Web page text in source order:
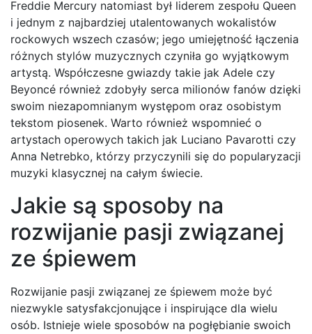
Freddie Mercury natomiast był liderem zespołu Queen
i jednym z najbardziej utalentowanych wokalistów
rockowych wszech czasów; jego umiejętność łączenia
różnych stylów muzycznych czyniła go wyjątkowym
artystą. Współczesne gwiazdy takie jak Adele czy
Beyoncé również zdobyły serca milionów fanów dzięki
swoim niezapomnianym występom oraz osobistym
tekstom piosenek. Warto również wspomnieć o
artystach operowych takich jak Luciano Pavarotti czy
Anna Netrebko, którzy przyczynili się do popularyzacji
muzyki klasycznej na całym świecie.
Jakie są sposoby na
rozwijanie pasji związanej
ze śpiewem
Rozwijanie pasji związanej ze śpiewem może być
niezwykle satysfakcjonujące i inspirujące dla wielu
osób. Istnieje wiele sposobów na pogłębianie swoich